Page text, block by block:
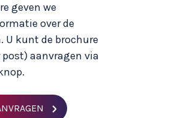
geven we
over de
U kunt de brochure
aanvragen via